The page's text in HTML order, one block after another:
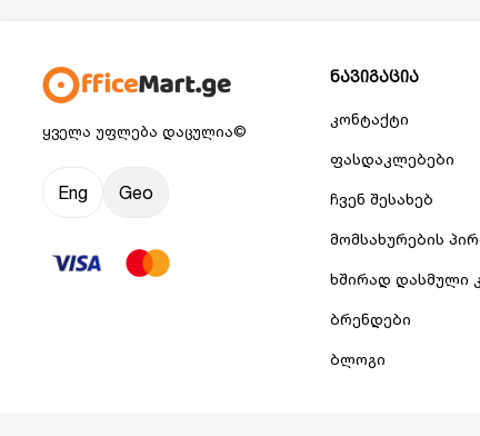
ყველა უფლება დაცულია©
Eng Geo
ნავიგაცია
კონტაქტი
ფასდაკლებები
ჩვენ შესახებ
მომსახურების
ხშირად დასმული
ბრენდები
ბლოგი